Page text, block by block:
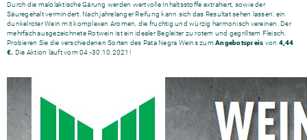
Durch die malolaktische Gärung werden wertvolle Inhaltsstoffe extrahiert, sowie der
Säuregehalt vermindert. Nach jahrelanger Reifung kann sich das Resultat sehen lassen: ein
dunkelroter Wein mit komplexen Aromen, die fruchtig und würzig harmonisch vereinen. Der
mehrfach ausgezeichnete Rotwein ist ein idealer Begleiter zu rotem und gegrilltem Fleisch.
Probieren Sie die verschiedenen Sorten des Pata Negra Weins zumAngebotspreis von 4,44
€. Die Aktion läuft vom 04.-30.10.2021!